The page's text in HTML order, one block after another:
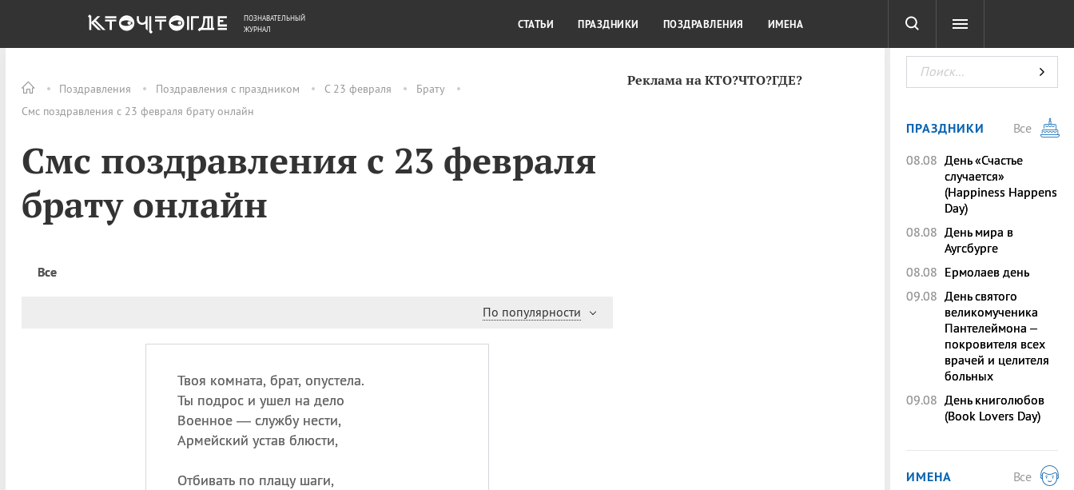
Поздравления Поздравления с праздником С 23 февраля
Брату
Смс поздравления с 23 февраля брату онлайн
Смс поздравления с 23 февраля
брату онлайн
Все
По популярности
Твоя комната, брат, опустела.
Ты подрос и ушел на дело
Военное — службу нести,
Армейский устав блюсти,
Отбивать по плацу шаги,
Реклама на КТО?ЧТО?ГДЕ?
ОБЩЕСТВО ДЕНЬГИ КУЛЬТУРА КРАСОТА ТЕСТЫ
ПОЗНАВАТЕЛЬНЫЙ
ЖУРНАЛ
СТАТЬИ ПРАЗДНИКИ ПОЗДРАВЛЕНИЯ ИМЕНА
ПРАЗДНИКИ
Все
08.08 День «Счастье
случается»
(Happiness Happens
Day)
08.08 День мира в
Аугсбурге
08.08 Ермолаев день
09.08 День святого
великомученика
Пантелеймона –
покровителя всех
врачей и целителя
больных
09.08 День книголюбов
(Book Lovers Day)
ИМЕНА
Все